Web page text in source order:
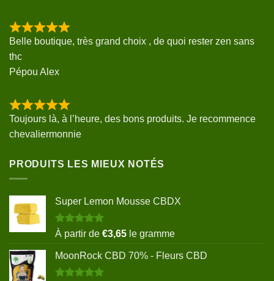
Belle boutique, très grand choix , de quoi rester zen sans
thc
Pépou Alex
Toujours là, à l’heure, des bons produits. Je recommence
chevaliermonnie
PRODUITS LES MIEUX NOTÉS
Super Lemon Mousse CBDX
Note5.00
sur 5
À partir de €3,65 le gramme
MoonRock CBD 70% - Fleurs CBD